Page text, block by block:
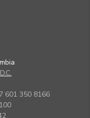
601 350 8166